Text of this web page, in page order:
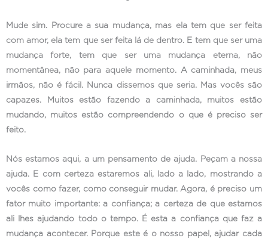
Mude sim. Procure a sua mudança, mas ela tem que ser feita
com amor, ela tem que ser feita lá de dentro. E tem que ser uma
mudança forte, tem que ser uma mudança eterna, não
momentânea, não para aquele momento. A caminhada, meus
irmãos, não é fácil. Nunca dissemos que seria. Mas vocês são
capazes. Muitos estão fazendo a caminhada, muitos estão
mudando, muitos estão compreendendo o que é preciso ser
feito.
Nós estamos aqui, a um pensamento de ajuda. Peçam a nossa
ajuda. E com certeza estaremos ali, lado a lado, mostrando a
vocês como fazer, como conseguir mudar. Agora, é preciso um
fator muito importante: a confiança; a certeza de que estamos
ali lhes ajudando todo o tempo. É esta a confiança que faz a
mudança acontecer. Porque este é o nosso papel, ajudar cada